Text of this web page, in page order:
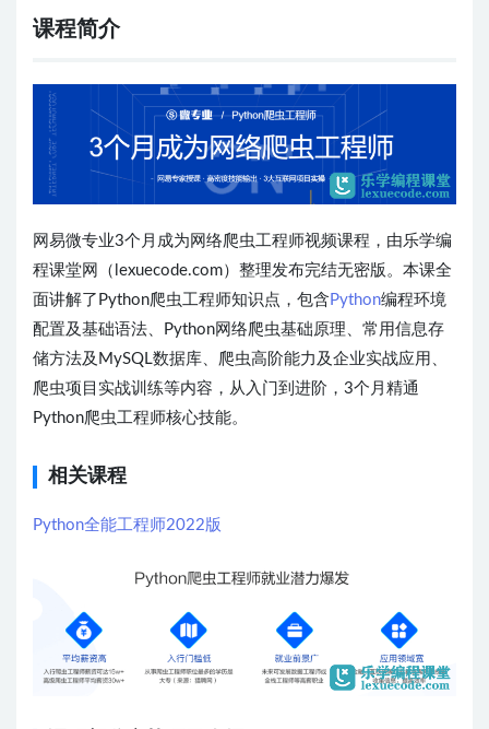
课程简介
网易微专业3个月成为网络爬虫工程师视频课程，由乐学编
程课堂网（lexuecode.com）整理发布完结无密版。本课全
面讲解了Python爬虫工程师知识点，包含 Python编程环境
配置及基础语法、Python网络爬虫基础原理、常用信息存
储方法及MySQL数据库、爬虫高阶能力及企业实战应用、
爬虫项目实战训练等内容，从入门到进阶，3个月精通
Python爬虫工程师核心技能。
相关课程
Python全能工程师2022版